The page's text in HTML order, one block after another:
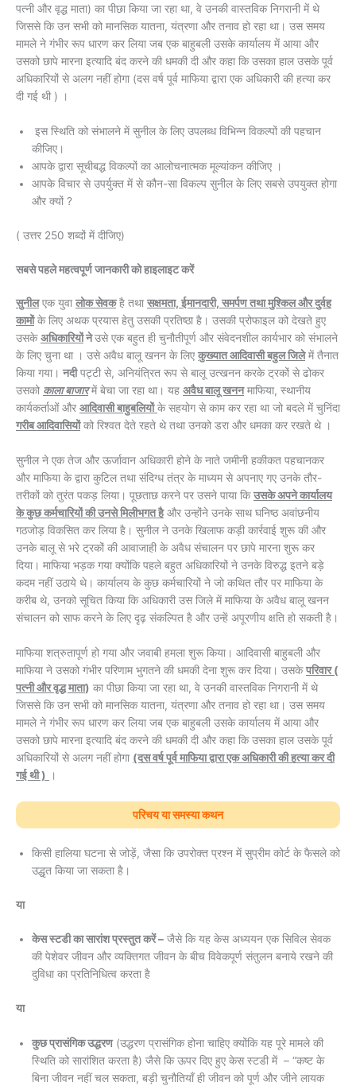
पत्नी और वृद्ध माता) का पीछा किया जा रहा था, वे उनकी वास्तविक निगरानी में थे
जिससे कि उन सभी को मानसिक यातना, यंत्रणा और तनाव हो रहा था। उस समय
मामले ने गंभीर रूप धारण कर लिया जब एक बाहुबली उसके कार्यालय में आया और
उसको छापे मारना इत्यादि बंद करने की धमकी दी और कहा कि उसका हाल उसके पूर्व
अधिकारियों से अलग नहीं होगा (दस वर्ष पूर्व माफिया द्वारा एक अधिकारी की हत्या कर
दी गई थी ) ।
इस स्थिति को संभालने में सुनील के लिए उपलब्ध विभिन्न विकल्पों की पहचान
कीजिए।
आपके द्वारा सूचीबद्ध विकल्पों का आलोचनात्मक मूल्यांकन कीजिए ।
आपके विचार से उपर्युक्त में से कौन-सा विकल्प सुनील के लिए सबसे उपयुक्त होगा
और क्यों ?
( उत्तर 250 शब्दों में दीजिए)
सबसे पहले महत्वपूर्ण जानकारी को हाइलाइट करें
सुनीलएक युवा लोक सेवकहै तथा सक्षमता, ईमानदारी, समर्पण तथा मुश्किल और दुर्वह
कामोंके लिए अथक प्रयास हेतु उसकी प्रतिष्ठा है। उसकी प्रोफाइल को देखते हुए
उसकेअधिकारियोंनेउसे एक बहुत ही चुनौतीपूर्ण और संवेदनशील कार्यभार को संभालने
के लिए चुना था । उसे अवैध बालू खनन के लिए कुख्यात आदिवासी बहुल जिलेमें तैनात
किया गया। नदीपट्टी से, अनियंत्रित रूप से बालू उत्खनन करके ट्रकों से ढोकर
उसको काला बाजारमें बेचा जा रहा था। यह अवैध बालू खननमाफिया, स्थानीय
कार्यकर्ताओं और आदिवासी बाहुबलियों के सहयोग से काम कर रहा था जो बदले में चुनिंदा
गरीब आदिवासियोंको रिश्वत देते रहते थे तथा उनको डरा और धमका कर रखते थे ।
सुनील ने एक तेज और ऊर्जावान अधिकारी होने के नाते जमीनी हकीकत पहचानकर
और माफिया के द्वारा कुटिल तथा संदिग्ध तंत्र के माध्यम से अपनाए गए उनके तौर-
तरीकों को तुरंत पकड़ लिया। पूछताछ करने पर उसने पाया किउसके अपने कार्यालय
के कुछ कर्मचारियों की उनसे मिलीभगत हैऔर उन्होंने उनके साथ घनिष्ठ अवांछनीय
गठजोड़ विकसित कर लिया है। सुनील ने उनके खिलाफ कड़ी कार्रवाई शुरू की और
उनके बालू से भरे ट्रकों की आवाजाही के अवैध संचालन पर छापे मारना शुरू कर
दिया। माफिया भड़क गया क्योंकि पहले बहुत अधिकारियों ने उनके विरुद्ध इतने बड़े
कदम नहीं उठाये थे। कार्यालय के कुछ कर्मचारियों ने जो कथित तौर पर माफिया के
करीब थे, उनको सूचित किया कि अधिकारी उस जिले में माफिया के अवैध बालू खनन
संचालन को साफ करने के लिए दृढ़ संकल्पित है और उन्हें अपूरणीय क्षति हो सकती है।
माफिया शत्रुतापूर्ण हो गया और जवाबी हमला शुरू किया। आदिवासी बाहुबली और
माफिया ने उसको गंभीर परिणाम भुगतने की धमकी देना शुरू कर दिया। उसकेपरिवार (
पत्नी और वृद्ध माता) का पीछा किया जा रहा था, वे उनकी वास्तविक निगरानी में थे
जिससे कि उन सभी को मानसिक यातना, यंत्रणा और तनाव हो रहा था। उस समय
मामले ने गंभीर रूप धारण कर लिया जब एक बाहुबली उसके कार्यालय में आया और
उसको छापे मारना इत्यादि बंद करने की धमकी दी और कहा कि उसका हाल उसके पूर्व
अधिकारियों से अलग नहीं होगा (दस वर्ष पूर्व माफिया द्वारा एक अधिकारी की हत्या कर दी
गई थी )
।
परिचय या समस्या कथन
किसी हालिया घटना से जोड़ें, जैसा कि उपरोक्त प्रश्न में सुप्रीम कोर्ट के फैसले को
उद्धृत किया जा सकता है।
या
केस स्टडी का सारांश प्रस्तुत करें – जैसे कि यह केस अध्ययन एक सिविल सेवक
की पेशेवर जीवन और व्यक्तिगत जीवन के बीच विवेकपूर्ण संतुलन बनाये रखने की
दुविधा का प्रतिनिधित्व करता है
या
कुछ प्रासंगिक उद्धरण(उद्धरण प्रासंगिक होना चाहिए क्योंकि यह पूरे मामले की
स्थिति को सारांशित करता है) जैसे कि ऊपर दिए हुए केस स्टडी में – “कष्ट के
बिना जीवन नहीं चल सकता, बड़ी चुनौतियाँ ही जीवन को पूर्ण और जीने लायक